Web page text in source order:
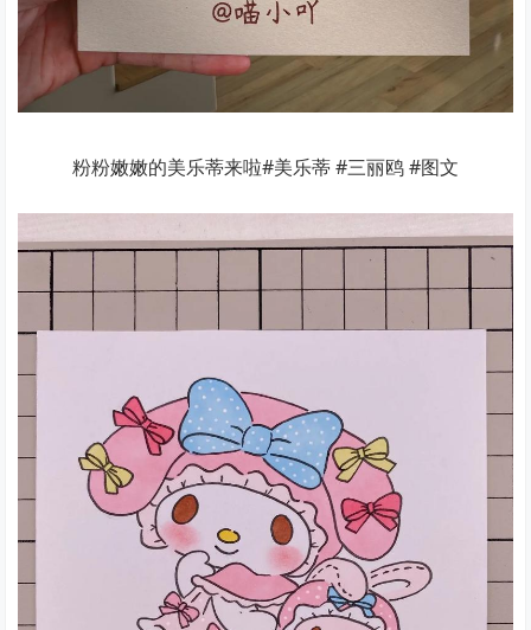
粉粉嫩嫩的美乐蒂来啦#美乐蒂 #三丽鸥 #图文